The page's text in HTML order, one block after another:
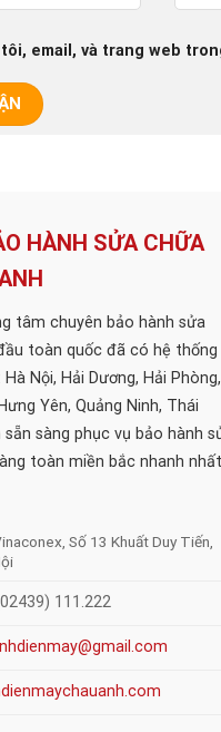
tôi, email, và trang web
HÀNH SỬA CHỮA
tâm chuyên bảo hành sửa
toàn quốc đã có hệ thống
Nội, Hải Dương, Hải Phòng,
Yên, Quảng Ninh, Thái
sẵn sàng phục vụ bảo hành
toàn miền bắc nhanh
Số 13 Khuất Duy Tiến,
111.222